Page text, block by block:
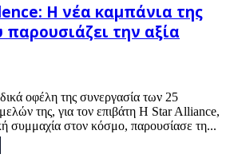
Η νέα καμπάνια της
την αξία
οφέλη της συνεργασία των 25
της, για τον επιβάτη Η Star Alliance,
συμμαχία στον κόσμο, παρουσίασε τη...